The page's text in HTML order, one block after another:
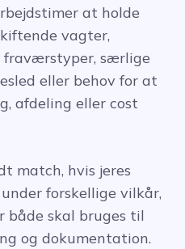
at holde
vagter,
fraværstyper, særlige
eller behov for at
afdeling eller cost
match, hvis jeres
forskellige vilkår,
både skal bruges til
og dokumentation.